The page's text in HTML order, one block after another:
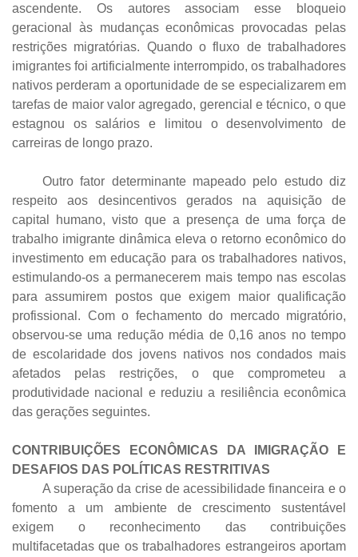
ascendente. Os autores associam esse bloqueio
geracional às mudanças econômicas provocadas pelas
restrições migratórias. Quando o fluxo de trabalhadores
imigrantes foi artificialmente interrompido, os trabalhadores
nativos perderam a oportunidade de se especializarem em
tarefas de maior valor agregado, gerencial e técnico, o que
estagnou os salários e limitou o desenvolvimento de
carreiras de longo prazo.
Outro fator determinante mapeado pelo estudo diz
respeito aos desincentivos gerados na aquisição de
capital humano, visto que a presença de uma força de
trabalho imigrante dinâmica eleva o retorno econômico do
investimento em educação para os trabalhadores nativos,
estimulando-os a permanecerem mais tempo nas escolas
para assumirem postos que exigem maior qualificação
profissional. Com o fechamento do mercado migratório,
observou-se uma redução média de 0,16 anos no tempo
de escolaridade dos jovens nativos nos condados mais
afetados pelas restrições, o que comprometeu a
produtividade nacional e reduziu a resiliência econômica
das gerações seguintes.
CONTRIBUIÇÕES ECONÔMICAS DA IMIGRAÇÃO E
DESAFIOS DAS POLÍTICAS RESTRITIVAS
A superação da crise de acessibilidade financeira e o
fomento a um ambiente de crescimento sustentável
exigem o reconhecimento das contribuições
multifacetadas que os trabalhadores estrangeiros aportam